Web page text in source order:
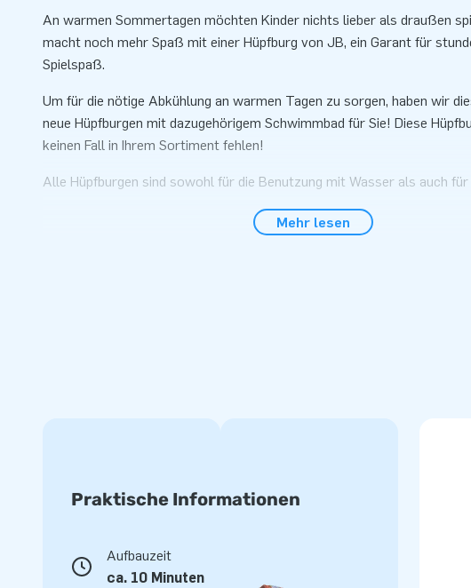
An warmen Sommertagen möchten Kinder nichts lieber als draußen
macht noch mehr Spaß mit einer Hüpfburg von JB, ein Garant für
Spielspaß.
Um für die nötige Abkühlung an warmen Tagen zu sorgen, haben wir
neue Hüpfburgen mit dazugehörigem Schwimmbad für Sie! Diese
keinen Fall in Ihrem Sortiment fehlen!
Alle Hüpfburgen sind sowohl für die Benutzung mit Wasser als auch
Mehr lesen
Praktische Informationen
Aufbauzeit
ca. 10 Minuten